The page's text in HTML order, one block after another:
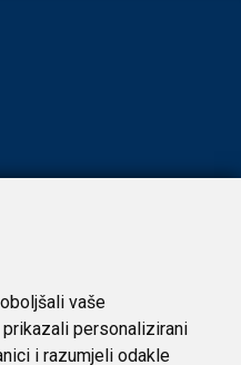
vaše
personalizirani
i razumjeli odakle